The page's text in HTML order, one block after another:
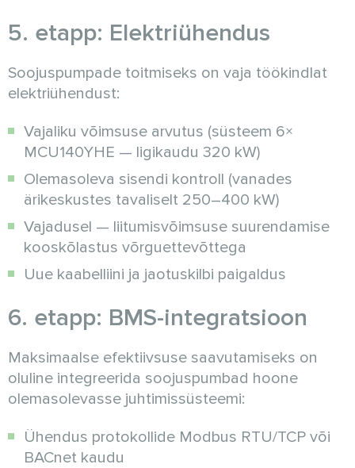
5. etapp: Elektriühendus
Soojuspumpade toitmiseks on vaja töökindlat
elektriühendust:
Vajaliku võimsuse arvutus (süsteem 6×
MCU140YHE — ligikaudu 320 kW)
Olemasoleva sisendi kontroll (vanades
ärikeskustes tavaliselt 250–400 kW)
Vajadusel — liitumisvõimsuse suurendamise
kooskõlastus võrguettevõttega
Uue kaabelliini ja jaotuskilbi paigaldus
6. etapp: BMS-integratsioon
Maksimaalse efektiivsuse saavutamiseks on
oluline integreerida soojuspumbad hoone
olemasolevasse juhtimissüsteemi:
Ühendus protokollide Modbus RTU/TCP või
BACnet kaudu